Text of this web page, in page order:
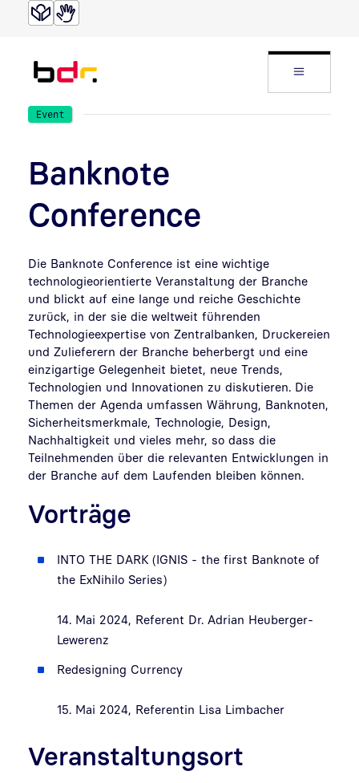
Direkt zur Suche
Direkt zum Inhalt
Event
Banknote
Conference
Die Banknote Conference ist eine wichtige
technologieorientierte Veranstaltung der Branche
und blickt auf eine lange und reiche Geschichte
zurück, in der sie die weltweit führenden
Technologieexpertise von Zentralbanken, Druckereien
und Zulieferern der Branche beherbergt und eine
einzigartige Gelegenheit bietet, neue Trends,
Technologien und Innovationen zu diskutieren. Die
Themen der Agenda umfassen Währung, Banknoten,
Sicherheitsmerkmale, Technologie, Design,
Nachhaltigkeit und vieles mehr, so dass die
Teilnehmenden über die relevanten Entwicklungen in
der Branche auf dem Laufenden bleiben können.
Vorträge
INTO THE DARK (IGNIS - the first Banknote of
the ExNihilo Series)
14. Mai 2024, Referent Dr. Adrian Heuberger-
Lewerenz
Redesigning Currency
15. Mai 2024, Referentin Lisa Limbacher
Veranstaltungsort